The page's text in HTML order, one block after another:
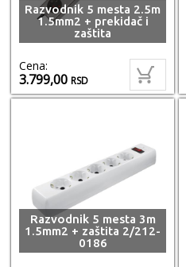
Razvodnik 5 mesta 2.5m
1.5mm2 + prekidač i
zaštita
Cena:
3.799,00RSD
Razvodnik 5 mesta 3m
1.5mm2 + zaštita 2/212-
0186